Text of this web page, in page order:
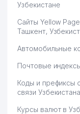
Узбекистане
Сайты Yellow
Ташкент,
Автомобильные
Почтовые
Коды и префиксы
связи Узбекистана
Курсы валют в